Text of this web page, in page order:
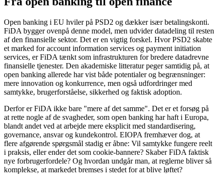
Open banking i EU hviler på PSD2 og dækker især betalingskonti.
FiDA bygger ovenpå denne model, men udvider datadeling til resten
af den finansielle sektor. Det er en vigtig forskel. Hvor PSD2 skabte
et marked for account information services og payment initiation
services, er FiDA tænkt som infrastrukturen for bredere datadrevne
finansielle tjenester. Den akademiske litteratur peger samtidig på, at
open banking allerede har vist både potentialer og begrænsninger:
mere innovation og konkurrence, men også udfordringer med
samtykke, brugerforståelse, sikkerhed og faktisk adoption.
Derfor er FiDA ikke bare "mere af det samme". Det er et forsøg på
at rette nogle af de svagheder, som open banking har haft i Europa,
blandt andet ved at arbejde mere eksplicit med standardisering,
governance, ansvar og kundekontrol. EIOPA fremhæver dog, at
flere afgørende spørgsmål stadig er åbne: Vil samtykke fungere reelt
i praksis, eller ender det som cookie-bannere? Skaber FiDA faktisk
nye forbrugerfordele? Og hvordan undgår man, at reglerne bliver så
komplekse, at markedet bremses i stedet for at blive løftet?